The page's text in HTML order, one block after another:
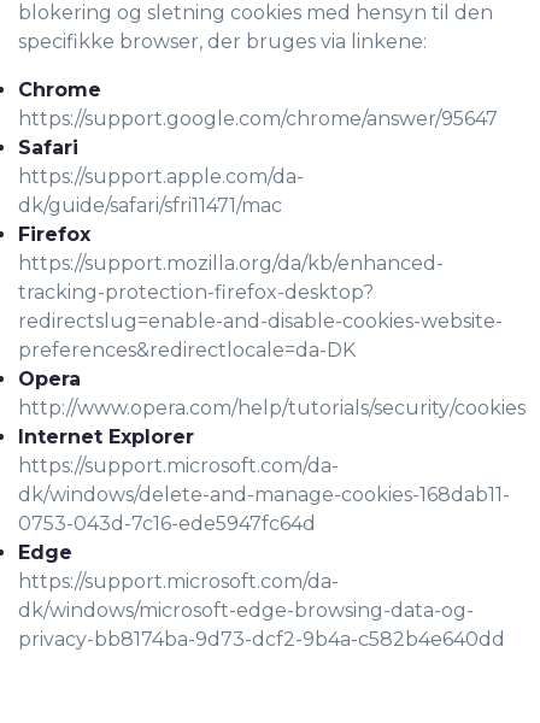
blokering og sletning cookies med hensyn til den
specifikke browser, der bruges via linkene:
Chrome
https://support.google.com/chrome/answer/95647
Safari
https://support.apple.com/da-
dk/guide/safari/sfri11471/mac
Firefox
https://support.mozilla.org/da/kb/enhanced-
tracking-protection-firefox-desktop?
redirectslug=enable-and-disable-cookies-website-
preferences&redirectlocale=da-DK
Opera
http://www.opera.com/help/tutorials/security/cookies
Internet Explorer
https://support.microsoft.com/da-
dk/windows/delete-and-manage-cookies-168dab11-
0753-043d-7c16-ede5947fc64d
Edge
https://support.microsoft.com/da-
dk/windows/microsoft-edge-browsing-data-og-
privacy-bb8174ba-9d73-dcf2-9b4a-c582b4e640dd